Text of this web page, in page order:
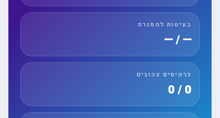
בעיטות למסגרת
— / —
כרטיסים צהובים